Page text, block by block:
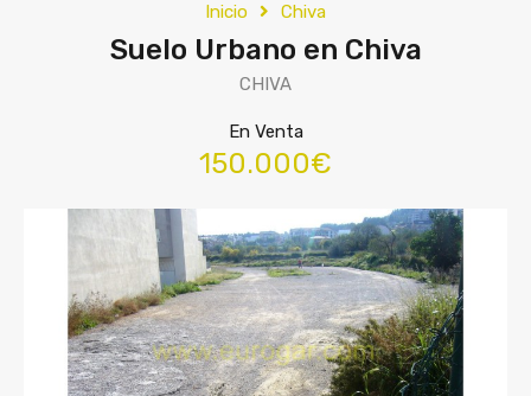
Inicio Chiva
Suelo Urbano en Chiva
CHIVA
En Venta
150.000€